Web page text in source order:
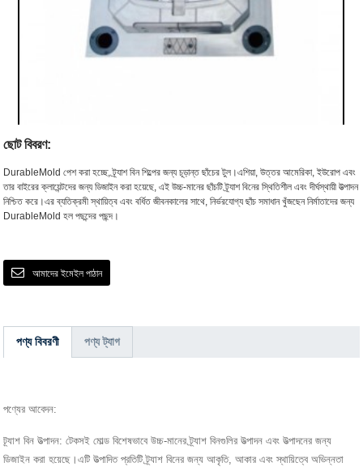
ছোট বিবরণ:
DurableMold পেশ করা হচ্ছে, ট্র্যাশ বিন শিল্পের জন্য চূড়ান্ত ছাঁচের টুল।এশিয়া, উত্তর আমেরিকা, ইউরোপ এবং
তার বাইরের ক্লায়েন্টদের জন্য ডিজাইন করা হয়েছে, এই উচ্চ-মানের ছাঁচটি ট্র্যাশ বিনের স্থিতিশীল এবং দীর্ঘস্থায়ী উত্পাদন
নিশ্চিত করে।এর ব্যতিক্রমী স্থায়িত্ব এবং বর্ধিত জীবনকালের সাথে, নির্ভরযোগ্য ছাঁচ সমাধান খুঁজছেন নির্মাতাদের জন্য
DurableMold হল পছন্দের পছন্দ।
আমাদের ইমেইল পাঠান
পণ্য বিবরণী পণ্য ট্যাগ
পণ্যের আবেদন:
ট্র্যাশ বিন উত্পাদন: টেকসই মোল্ড বিশেষভাবে উচ্চ-মানের ট্র্যাশ বিনগুলির উত্পাদন এবং উত্পাদনের জন্য
ডিজাইন করা হয়েছে।এটি উত্পাদিত প্রতিটি ট্র্যাশ বিনের জন্য আকৃতি, আকার এবং স্থায়িত্বে অভিন্নতা